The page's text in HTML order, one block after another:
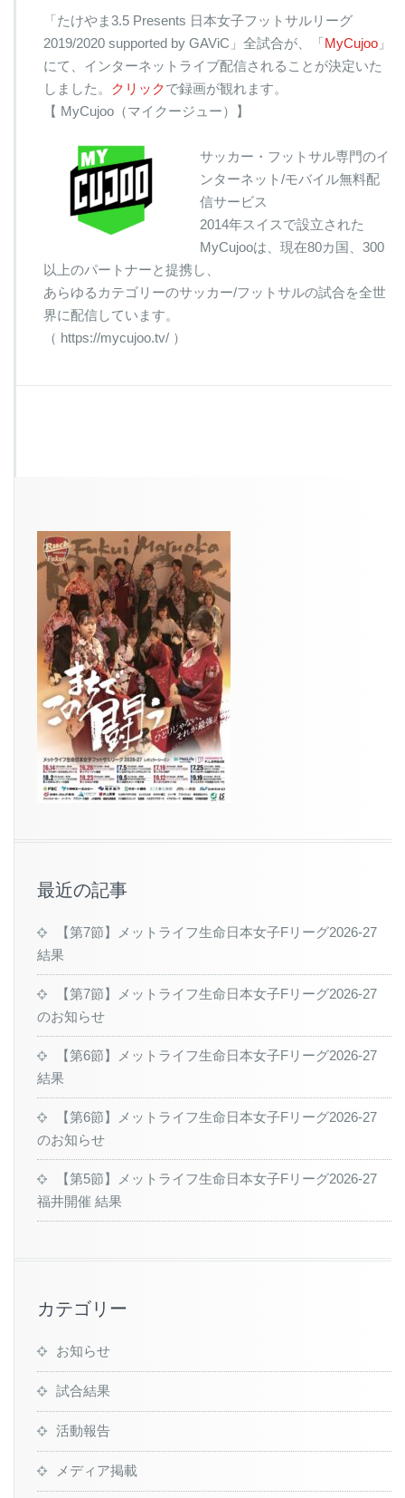
「たけやま3.5 Presents 日本女子フットサルリーグ
2019/2020 supported by GAViC」全試合が、「MyCujoo 」
にて、インターネットライブ配信されることが決定いた
しました。
クリックで録画が観れます。
【 MyCujoo（マイクージュー）】
サッカー・フットサル専門のイ
ンターネット/モバイル無料配
信サービス
2014年スイスで設立された
MyCujooは、現在80カ国、300
以上のパートナーと提携し、
あらゆるカテゴリーのサッカー/フットサルの試合を全世
界に配信しています。
（ https://mycujoo.tv/ ）
最近の記事
【第7節】メットライフ生命日本女子Fリーグ2026-27
結果
【第7節】メットライフ生命日本女子Fリーグ2026-27
のお知らせ
【第6節】メットライフ生命日本女子Fリーグ2026-27
結果
【第6節】メットライフ生命日本女子Fリーグ2026-27
のお知らせ
【第5節】メットライフ生命日本女子Fリーグ2026-27
福井開催 結果
カテゴリー
お知らせ
試合結果
活動報告
メディア掲載